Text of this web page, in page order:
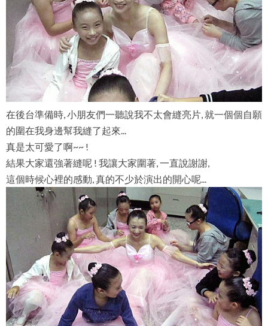
在後台準備時, 小朋友們一聽說我不太會縫亮片, 就一個個自願
的圍在我身邊幫我縫了起來...
真是太可愛了啊~~ !
結果大家還強著縫呢 ! 我讓大家圍著, 一直說謝謝,
這個時候心裡的感動, 真的不少於演出的開心呢...